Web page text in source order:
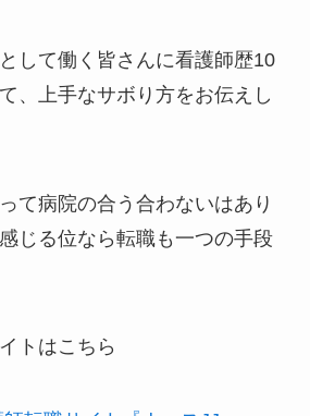
して働く皆さんに看護師歴10
、上手なサボり方をお伝えし
て病院の合う合わないはあり
じる位なら転職も一つの手段
トはこちら